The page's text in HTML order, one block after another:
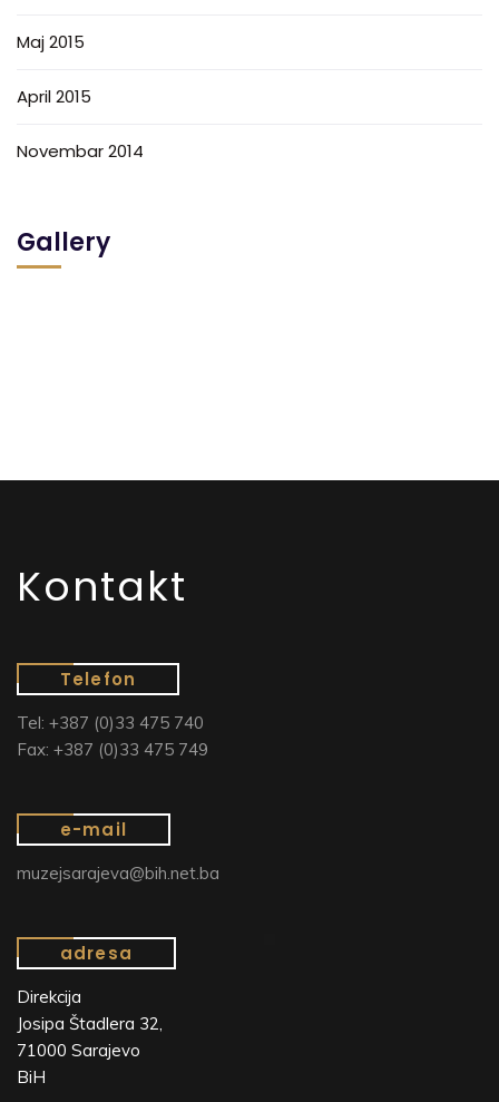
Maj 2015
April 2015
Novembar 2014
Gallery
Kontakt
Telefon
Tel: +387 (0)33 475 740
Fax: +387 (0)33 475 749
e-mail
muzejsarajeva@bih.net.ba
adresa
Direkcija
Josipa Štadlera 32,
71000 Sarajevo
BiH